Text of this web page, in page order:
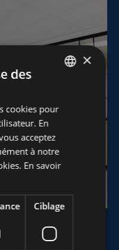
FRENCH
×
des
cookies pour
En
acceptez
à notre
En savoir
Ciblage